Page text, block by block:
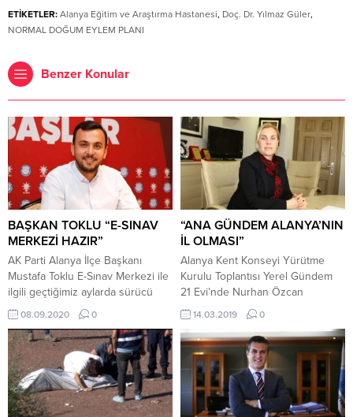
ETİKETLER: Alanya Eğitim ve Araştırma Hastanesi, Doç. Dr. Yılmaz Güler,
NORMAL DOĞUM EYLEM PLANI
Benzer Konular
BAŞKAN TOKLU “E-SINAV
MERKEZİ HAZIR”
AK Parti Alanya İlçe Başkanı
Mustafa Toklu E-Sınav Merkezi ile
ilgili geçtiğimiz aylarda sürücü
kursu sahiplerinin isteği üzerine
açıklamalarda bulundu. Başkan
Toklu; “Meziyet Köseoğlu Mesleki
Eğitim Merkezi kalfalık, ustalık
teorik sınavlarının ve sürücü
kurslarından ehliyet alacakların
teorik sınavları’nın yapılması için
08.09.2020 0
“ANA GÜNDEM ALANYA’NIN
İL OLMASI”
Alanya Kent Konseyi Yürütme
Kurulu Toplantısı Yerel Gündem
21 Evi’nde Nurhan Özcan
başkanlığında üyelerin katılımı ile
gerçekleşti. Gündem
maddelerinin konuşulduğu
toplantıda konuşan Başkan
Özcan Şubat ayında Konsey
olarak eğitim uzmanı gazeteci
Abbas Güçlü’yü ağırladıklarını
14.03.2019 0